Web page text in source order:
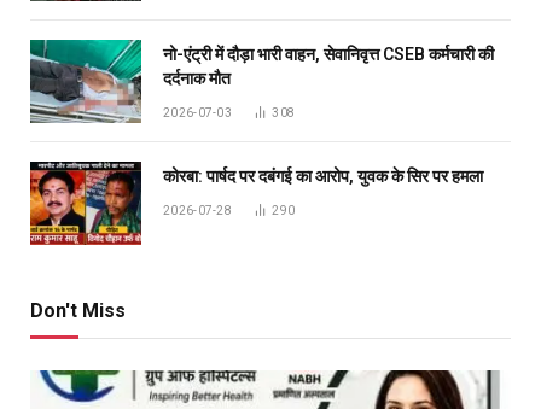
नो-एंट्री में दौड़ा भारी वाहन, सेवानिवृत्त CSEB कर्मचारी की
दर्दनाक मौत
2026-07-03 308
कोरबा: पार्षद पर दबंगई का आरोप, युवक के सिर पर हमला
2026-07-28 290
Don't Miss